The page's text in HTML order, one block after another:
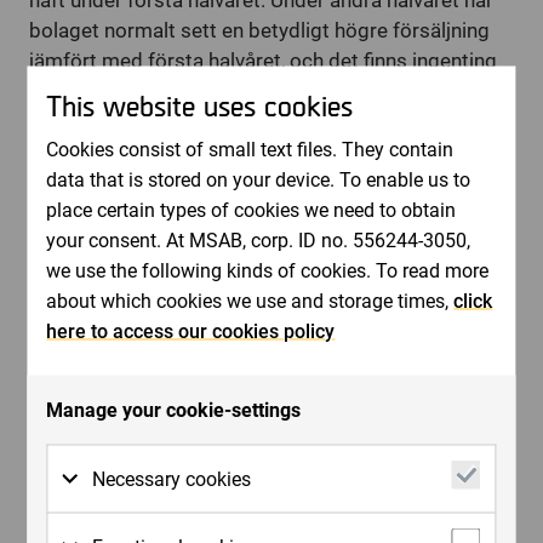
bolaget normalt sett en betydligt högre försäljning
jämfört med första halvåret, och det finns ingenting
som pekar på att det skulle vara någon skillnad i år. I
slutet på maj inleddes EAFS (European Academy of
Forensic Science), den största konferensen för
forensiska labb i Europa. Under en vecka stod
Sverige och NFC (Nationellt forensiskt centrum) värd
för den hittills största konferensen sedan 1997 och
MSAB var huvudsponsor. Konferensen blev en succé,
såväl för MSAB som för NFC och Sverige. Besökarna
är både beslutsfattare och influensers och många av
kan stärka och hjälpa rättsvårdande myndigheter att
effektivisera och säkerställa rättsprocessen i arbetet
med digital bevisföring.
Att MSAB är mer än ”bara” en produktleverantör till
This website uses cookies
Cookies consist of small text files. They contain
data that is stored on your device. To enable us to
place certain types of cookies we need to obtain
your consent. At MSAB, corp. ID no. 556244-3050,
we use the following kinds of cookies. To read more
about which cookies we use and storage times,click
here to access our cookies policy
Manage your cookie-settings
Necessary cookies
Necessary cookies are cookies that must be